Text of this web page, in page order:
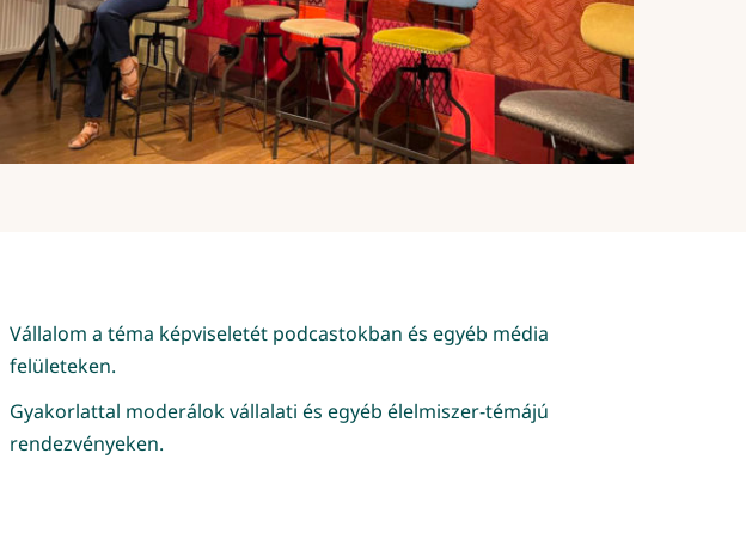
Vállalom a téma képviseletét podcastokban és egyéb média
felületeken.
Gyakorlattal moderálok vállalati és egyéb élelmiszer-témájú
rendezvényeken.